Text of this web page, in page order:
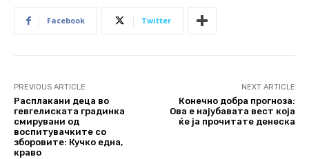
Facebook Twitter
PREVIOUS ARTICLE
Расплакани деца во
гевгелиската градинка
смирувани од
воспитувачките со
зборовите: Кучко една,
краво
NEXT ARTICLE
Конечно добра прогноза:
Ова е најубавата вест која
ќе ја прочитате денеска